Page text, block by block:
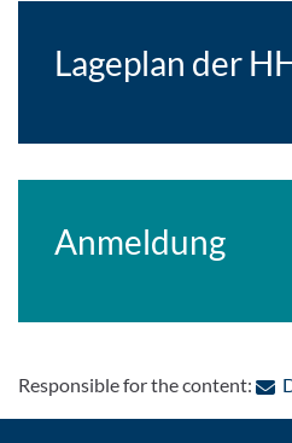
Lageplan der
Anmeldung
Responsible for the content: